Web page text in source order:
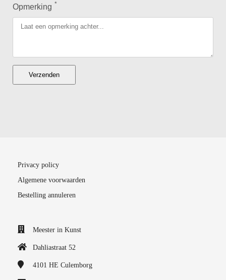
Opmerking *
Verzenden
Privacy policy
Algemene voorwaarden
Bestelling annuleren
Meester in Kunst
Dahliastraat 52
4101 HE Culemborg